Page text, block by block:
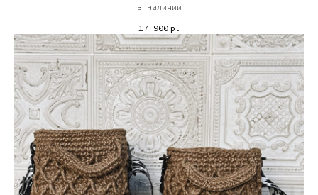
в наличии
17 900 р.